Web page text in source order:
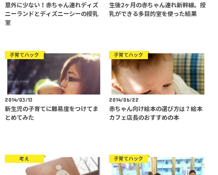
意外に少ない！赤ちゃん連れディズ
ニーランドとディズニーシーの授乳
室
生後2ヶ月の赤ちゃん連れ新幹線。授
乳ができる多目的室を使った結果
2014/03/13
新生児の子育てに難易度をつけてま
とめてみた
子育てハック
2014/06/22
赤ちゃん向け絵本の選び方は？絵本
カフェ店長のおすすめの本
子育てハック
考え 子育てハック